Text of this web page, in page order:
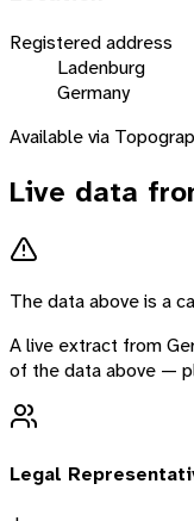
Registered address
Ladenburg
Germany
Available via
Live data
The data above is a
A live extract from
of the data above —
Legal